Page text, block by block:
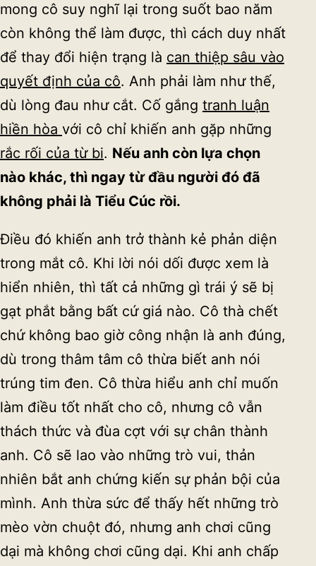
mong cô suy nghĩ lại trong suốt bao năm
còn không thể làm được, thì cách duy nhất
để thay đổi hiện trạng là can thiệp sâu vào
quyết định của cô. Anh phải làm như thế,
dù lòng đau như cắt. Cố gắng tranh luận
hiền hòa với cô chỉ khiến anh gặp những
rắc rối của từ bi. Nếu anh còn lựa chọn
nào khác, thì ngay từ đầu người đó đã
không phải là Tiểu Cúc rồi.
Điều đó khiến anh trở thành kẻ phản diện
trong mắt cô. Khi lời nói dối được xem là
hiển nhiên, thì tất cả những gì trái ý sẽ bị
gạt phắt bằng bất cứ giá nào. Cô thà chết
chứ không bao giờ công nhận là anh đúng,
dù trong thâm tâm cô thừa biết anh nói
trúng tim đen. Cô thừa hiểu anh chỉ muốn
làm điều tốt nhất cho cô, nhưng cô vẫn
thách thức và đùa cợt với sự chân thành
anh. Cô sẽ lao vào những trò vui, thản
nhiên bắt anh chứng kiến sự phản bội của
mình. Anh thừa sức để thấy hết những trò
mèo vờn chuột đó, nhưng anh chơi cũng
dại mà không chơi cũng dại. Khi anh chấp